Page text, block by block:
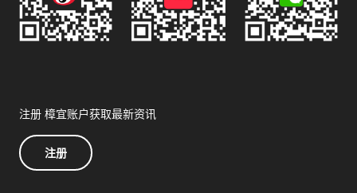
注册 樟宜账户获取最新资讯
注册